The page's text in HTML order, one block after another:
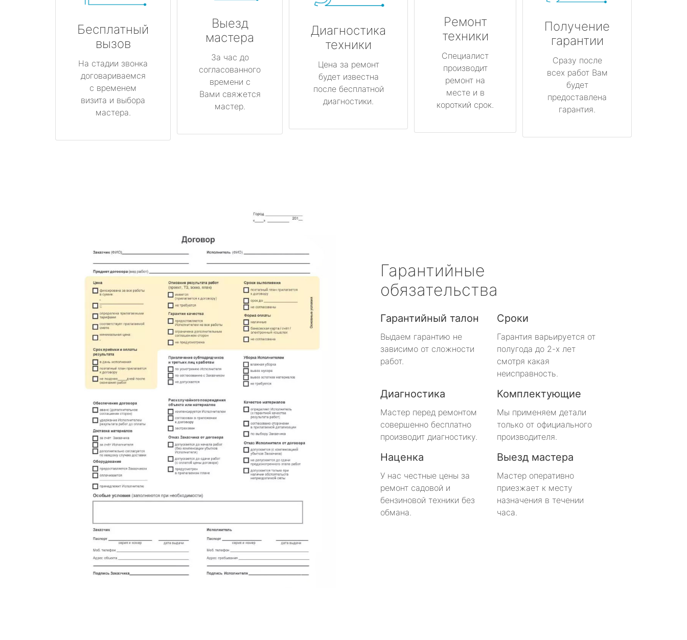
Бесплатный
вызов
На стадии звонка
договариваемся
с временем
визита и выбора
мастера.
Выезд
мастера
За час до
согласованного
времени с
Вами свяжется
мастер.
Диагностика
техники
Цена за ремонт
будет известна
после бесплатной
диагностики.
Ремонт
техники
Специалист
производит
ремонт на
месте и в
короткий срок.
Получение
гарантии
Сразу после
всех работ Вам
будет
предоставлена
гарантия.
Гарантийные
обязательства
Гарантийный талон
Выдаем гарантию не
зависимо от сложности
работ.
Сроки
Гарантия варьируется от
полугода до 2-х лет
смотря какая
неисправность.
Диагностика
Мастер перед ремонтом
совершенно бесплатно
производит диагностику.
Комплектующие
Мы применяем детали
только от официального
производителя.
Наценка
У нас честные цены за
ремонт садовой и
бензиновой техники без
обмана.
Выезд мастера
Мастер оперативно
приезжает к месту
назначения в течении
часа.